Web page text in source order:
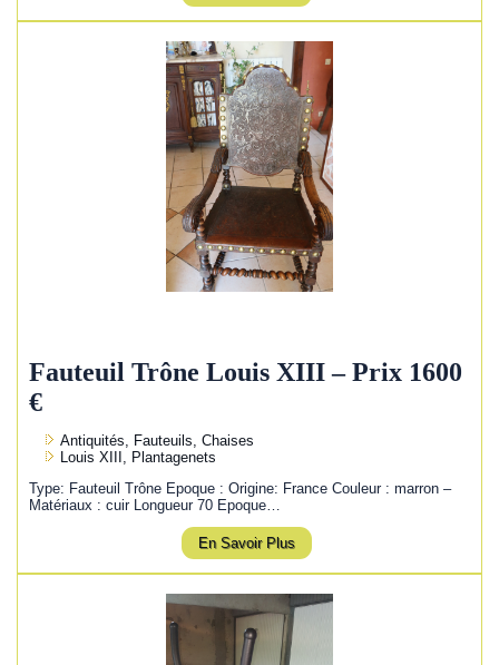
Fauteuil Trône Louis XIII – Prix 1600
€
Antiquités, Fauteuils, Chaises
Louis XIII, Plantagenets
Type: Fauteuil Trône Epoque : Origine: France Couleur : marron –
Matériaux : cuir Longueur 70 Epoque…
En Savoir Plus